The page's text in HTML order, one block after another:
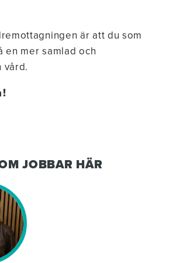
är att du som
en mer samlad och
vård.
JOBBAR HÄR